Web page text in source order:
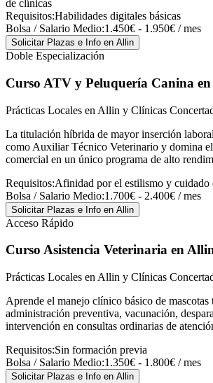
de clínicas
Requisitos:Habilidades digitales básicas
Bolsa / Salario Medio:1.450€ - 1.950€ / mes
Solicitar Plazas e Info en Allin
Doble Especialización
Curso ATV y Peluquería Canina
Prácticas Locales en Allin y Clínicas
La titulación híbrida de mayor inserción
como Auxiliar Técnico Veterinario y domina
comercial en un único programa de alto
Requisitos:Afinidad por el estilismo y cuidado
Bolsa / Salario Medio:1.700€ - 2.400€ / mes
Solicitar Plazas e Info en Allin
Acceso Rápido
Curso Asistencia Veterinaria en
Prácticas Locales en Allin y Clínicas
Aprende el manejo clínico básico de mascotas
administración preventiva, vacunación,
intervención en consultas ordinarias de
Requisitos:Sin formación previa
Bolsa / Salario Medio:1.350€ - 1.800€ / mes
Solicitar Plazas e Info en Allin